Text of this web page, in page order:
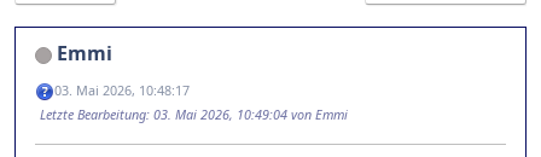
Emmi
03. Mai 2026, 10:48:17
Letzte Bearbeitung: 03. Mai 2026, 10:49:04 von Emmi